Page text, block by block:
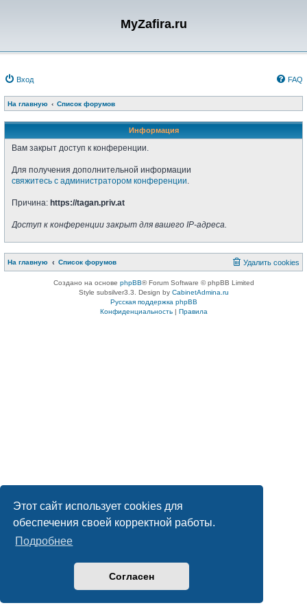
Этот сайт использует cookies для
обеспечения своей корректной работы.
Подробнее
Согласен
MyZafira.ru
Вход FAQ
На главную Список форумов
Информация
Вам закрыт доступ к конференции.
Для получения дополнительной информации
свяжитесь с администратором конференции.
Причина: https://tagan.priv.at
Доступ к конференции закрыт для вашего IP-адреса.
На главную Список форумов Удалить cookies
Создано на основе phpBB® Forum Software © phpBB Limited
Style subsilver3.3. Design by CabinetAdmina.ru
Русская поддержка phpBB
Конфиденциальность| Правила